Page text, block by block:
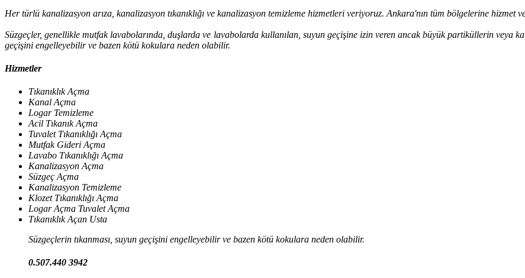
Her türlü kanalizasyon arıza, kanalizasyon tıkanıklığı ve kanalizasyon temizleme hizmetleri veriyoruz. Ankara'nın tüm bölgelerine hizmet
Süzgeçler, genellikle mutfak lavabolarında, duşlarda ve lavabolarda kullanılan, suyun geçişine izin veren ancak büyük partiküllerin veya
geçişini engelleyebilir ve bazen kötü kokulara neden olabilir.
Hizmetler
Tıkanıklık Açma
Kanal Açma
Logar Temizleme
Acil Tıkanık Açma
Tuvalet Tıkanıklığı Açma
Mutfak Gideri Açma
Lavabo Tıkanıklığı Açma
Kanalizasyon Açma
Süzgeç Açma
Kanalizasyon Temizleme
Klozet Tıkanıklığı Açma
Logar Açma Tuvalet Açma
Tıkanıklık Açan Usta
Süzgeçlerin tıkanması, suyun geçişini engelleyebilir ve bazen kötü kokulara neden olabilir.
0.507.440 3942